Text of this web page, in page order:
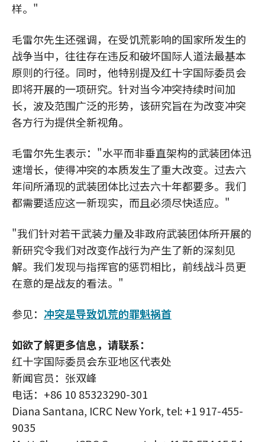
样。"
毛雷尔先生还强调，在受饥荒影响的国家所发生的
战争当中，往往存在违反和破坏国际人道法最基本
原则的行径。同时，他特别提及红十字国际委员会
即将开展的一项研究。针对当今冲突持续时间加
长，波及范围广泛的形势，该研究旨在为改变冲突
各方行为提供全新视角。
毛雷尔先生表示："水平而非垂直架构的武装团体迅
速增长，使得冲突的本质发生了重大改变。过去六
年间所涌现的武装团体比过去六十年都要多。我们
都需要适应这一新现实，而且必须尽快适应。"
"我们针对若干武装力量及非政府武装团体所开展的
新研究令我们对改变作战行为产生了新的深刻见
解。我们发现与指挥官的惩罚相比，前线战斗员更
在意的是战友的看法。"
参见： 冲突是导致饥荒的罪魁祸首
如欲了解更多信息，请联系：
红十字国际委员会东亚地区代表处
新闻官员：张双峰
电话：+86 10 85323290-301
Diana Santana, ICRC New York, tel: +1 917-455-
9035